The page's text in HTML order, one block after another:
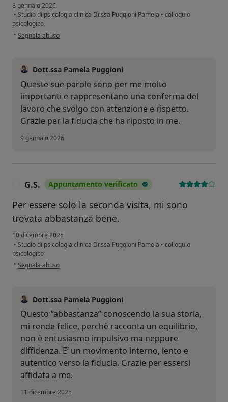
8 gennaio 2026
• Studio di psicologia clinica Dr.ssa Puggioni Pamela • colloquio
psicologico
• secondo l'opinione dell'utente N. G.
Segnala abuso
Dott.ssa Pamela Puggioni
Queste sue parole sono per me molto
importanti e rappresentano una conferma del
lavoro che svolgo con attenzione e rispetto.
Grazie per la fiducia che ha riposto in me.
9 gennaio 2026
G.S. Appuntamento verificato
Per essere solo la seconda visita, mi sono
trovata abbastanza bene.
10 dicembre 2025
• Studio di psicologia clinica Dr.ssa Puggioni Pamela • colloquio
psicologico
• secondo l'opinione dell'utente G.S.
Segnala abuso
Dott.ssa Pamela Puggioni
Questo “abbastanza” conoscendo la sua storia,
mi rende felice, perchè racconta un equilibrio,
non è entusiasmo impulsivo ma neppure
diffidenza. E’ un movimento interno, lento e
autentico verso la fiducia. Grazie per essersi
affidata a me.
11 dicembre 2025